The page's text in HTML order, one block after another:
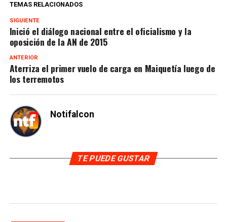
TEMAS RELACIONADOS
SIGUIENTE
Inició el diálogo nacional entre el oficialismo y la
oposición de la AN de 2015
ANTERIOR
Aterriza el primer vuelo de carga en Maiquetía luego de
los terremotos
Notifalcon
TE PUEDE GUSTAR